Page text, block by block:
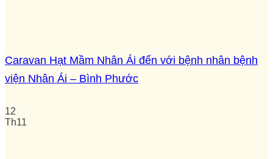
Caravan Hạt Mầm Nhân Ái đến với bệnh nhân bệnh
viện Nhân Ái – Bình Phước
12
Th11